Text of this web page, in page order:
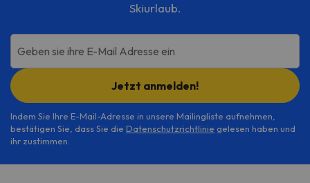
Skiurlaub.
Geben sie ihre E-Mail Adresse ein
Jetzt anmelden!
Indem Sie Ihre E-Mail-Adresse in unsere Mailingliste aufnehmen,
bestätigen Sie, dass Sie die Datenschutzrichtlinie gelesen haben und
ihr zustimmen.